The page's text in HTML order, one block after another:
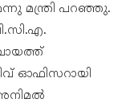
മന്ത്രി പറഞ്ഞു.
ഓഫിസറായി